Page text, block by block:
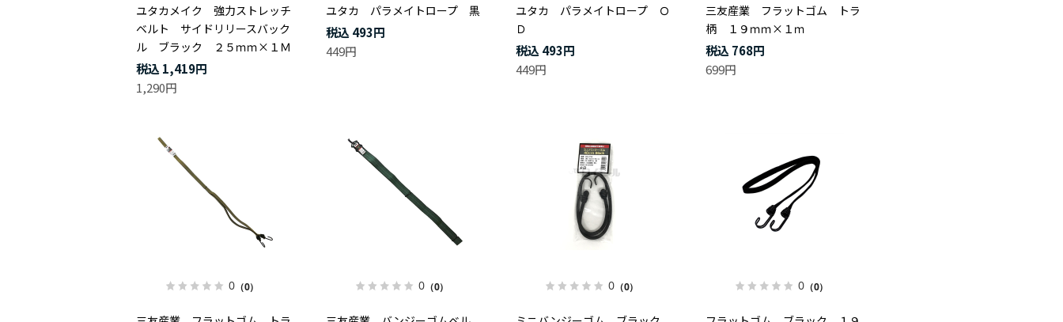
ユタカメイク 強力ストレッチ
ベルト サイドリリースバック
ル ブラック ２５ｍｍ×１Ｍ
1,419円
1,290円
ユタカ パラメイトロープ 黒
493円
449円
ユタカ パラメイトロープ Ｏ
Ｄ
493円
449円
三友産業 フラットゴム トラ
柄 １９ｍｍ×１ｍ
768円
699円
0（0） 0（0） 0（0） 0（0）